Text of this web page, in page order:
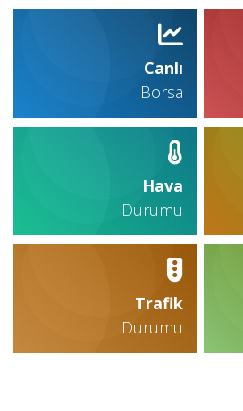
Canlı
Borsa
Hava
Durumu
Trafik
Durumu